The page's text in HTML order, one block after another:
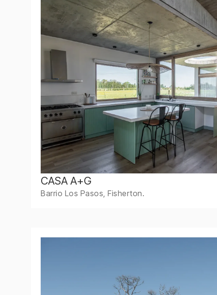
CASA A+G
Barrio Los Pasos, Fisherton.